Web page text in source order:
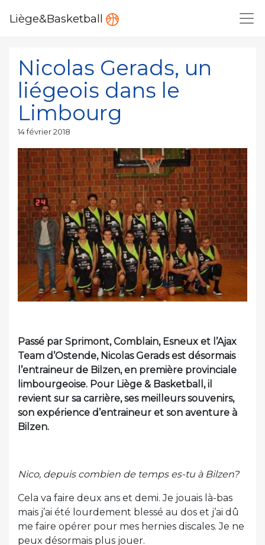
Liège&Basketball
Nicolas Gerads, un
liégeois dans le
Limbourg
Publié
14 février 2018
Passé par Sprimont, Comblain, Esneux et l’Ajax
Team d’Ostende, Nicolas Gerads est désormais
l’entraineur de Bilzen, en première provinciale
limbourgeoise. Pour Liège & Basketball, il
revient sur sa carrière, ses meilleurs souvenirs,
son expérience d’entraineur et son aventure à
Bilzen.
Nico, depuis combien de temps es-tu à Bilzen?
Cela va faire deux ans et demi. Je jouais là-bas
mais j’ai été lourdement blessé au dos et j’ai dû
me faire opérer pour mes hernies discales. Je ne
peux désormais plus jouer.